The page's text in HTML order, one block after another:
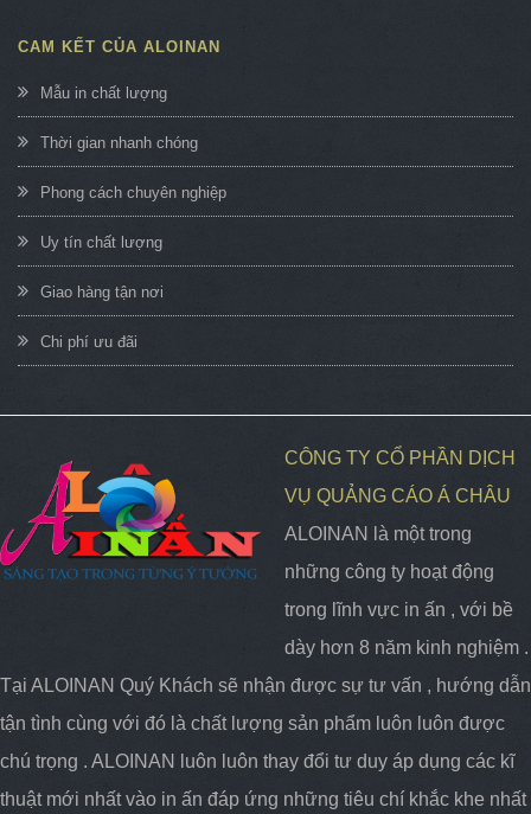
CAM KẾT CỦA ALOINAN
Mẫu in chất lượng
Thời gian nhanh chóng
Phong cách chuyên nghiệp
Uy tín chất lượng
Giao hàng tận nơi
Chi phí ưu đãi
CÔNG TY CỔ PHẦN DỊCH
VỤ QUẢNG CÁO Á CHÂU
ALOINAN là một trong
những công ty hoạt động
trong lĩnh vực in ấn , với bề
dày hơn 8 năm kinh nghiệm .
Tại ALOINAN Quý Khách sẽ nhận được sự tư vấn , hướng dẫn
tận tình cùng với đó là chất lượng sản phẩm luôn luôn được
chú trọng . ALOINAN luôn luôn thay đổi tư duy áp dụng các kĩ
thuật mới nhất vào in ấn đáp ứng những tiêu chí khắc khe nhất